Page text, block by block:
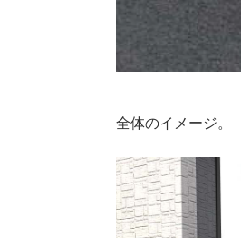
全体のイメージ。